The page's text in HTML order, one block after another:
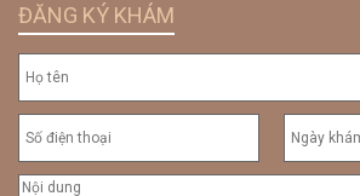
ĐĂNG KÝ KHÁM